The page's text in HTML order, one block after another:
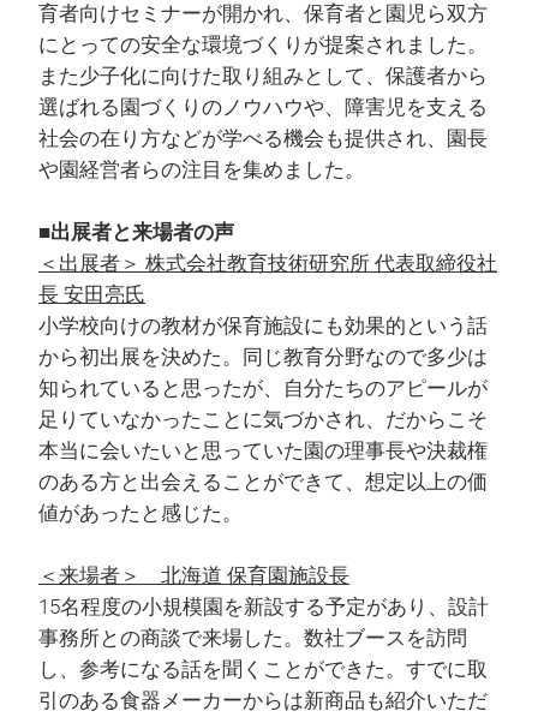
育者向けセミナーが開かれ、保育者と園児ら双方
にとっての安全な環境づくりが提案されました。
また少子化に向けた取り組みとして、保護者から
選ばれる園づくりのノウハウや、障害児を支える
社会の在り方などが学べる機会も提供され、園長
や園経営者らの注目を集めました。
■出展者と来場者の声
＜出展者＞ 株式会社教育技術研究所 代表取締役社
長 安田亮氏
小学校向けの教材が保育施設にも効果的という話
から初出展を決めた。同じ教育分野なので多少は
知られていると思ったが、自分たちのアピールが
足りていなかったことに気づかされ、だからこそ
本当に会いたいと思っていた園の理事長や決裁権
のある方と出会えることができて、想定以上の価
値があったと感じた。
＜来場者＞ 北海道 保育園施設長
15名程度の小規模園を新設する予定があり、設計
事務所との商談で来場した。数社ブースを訪問
し、参考になる話を聞くことができた。すでに取
引のある食器メーカーからは新商品も紹介いただ